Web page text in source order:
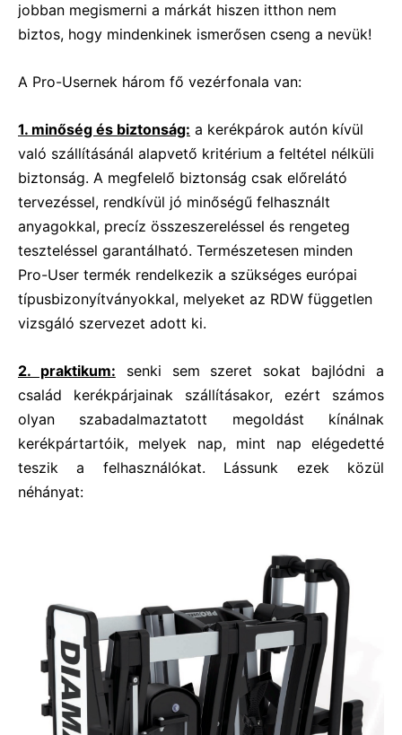
jobban megismerni a márkát hiszen itthon nem
biztos, hogy mindenkinek ismerősen cseng a nevük!
A Pro-Usernek három fő vezérfonala van:
1. minőség és biztonság: a kerékpárok autón kívül
való szállításánál alapvető kritérium a feltétel nélküli
biztonság. A megfelelő biztonság csak előrelátó
tervezéssel, rendkívül jó minőségű felhasznált
anyagokkal, precíz összeszereléssel és rengeteg
teszteléssel garantálható. Természetesen minden
Pro-User termék rendelkezik a szükséges európai
típusbizonyítványokkal, melyeket az RDW független
vizsgáló szervezet adott ki.
2. praktikum: senki sem szeret sokat bajlódni a
család kerékpárjainak szállításakor, ezért számos
olyan szabadalmaztatott megoldást kínálnak
kerékpártartóik, melyek nap, mint nap elégedetté
teszik a felhasználókat. Lássunk ezek közül
néhányat: